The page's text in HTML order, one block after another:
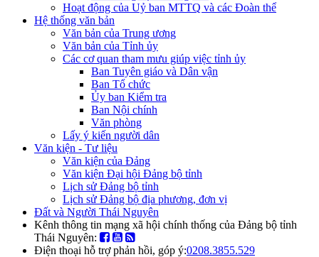
Hoạt động của Uỷ ban MTTQ và các Đoàn thể
Hệ thống văn bản
Văn bản của Trung ương
Văn bản của Tỉnh ủy
Các cơ quan tham mưu giúp việc tỉnh ủy
Ban Tuyên giáo và Dân vận
Ban Tổ chức
Ủy ban Kiểm tra
Ban Nội chính
Văn phòng
Lấy ý kiến người dân
Văn kiện - Tư liệu
Văn kiện của Đảng
Văn kiện Đại hội Đảng bộ tỉnh
Lịch sử Đảng bộ tỉnh
Lịch sử Đảng bộ địa phương, đơn vị
Đất và Người Thái Nguyên
Kênh thông tin mạng xã hội chính thống của Đảng bộ tỉnh
Thái Nguyên:
Điện thoại hỗ trợ phản hồi, góp ý:0208.3855.529